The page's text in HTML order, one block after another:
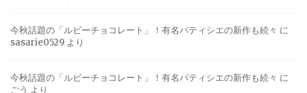
今秋話題の「ルビーチョコレート」！有名パティシエの新作も続々 に
sasarie0529 より
今秋話題の「ルビーチョコレート」！有名パティシエの新作も続々 に
ごう より